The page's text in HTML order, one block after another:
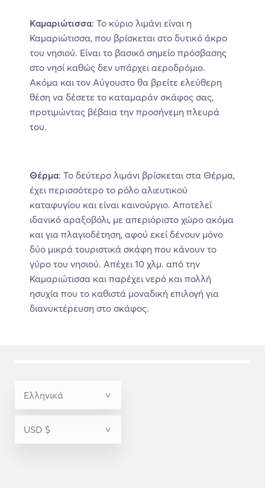
Καμαριώτισσα: Το κύριο λιμάνι είναι η
Καμαριώτισσα, που βρίσκεται στο δυτικό άκρο
του νησιού. Είναι το βασικό σημείο πρόσβασης
στο νησί καθώς δεν υπάρχει αεροδρόμιο.
Ακόμα και τον Αύγουστο θα βρείτε ελεύθερη
θέση να δέσετε το καταμαράν σκάφος σας,
προτιμώντας βέβαια την προσήνεμη πλευρά
του.
Θέρμα: Το δεύτερο λιμάνι βρίσκεται στα Θέρμα,
έχει περισσότερο το ρόλο αλιευτικού
καταφυγίου και είναι καινούργιο. Αποτελεί
ιδανικό αραξοβόλι, με απεριόριστο χώρο ακόμα
και για πλαγιοδέτηση, αφού εκεί δένουν μόνο
δύο μικρά τουριστικά σκάφη που κάνουν το
γύρο του νησιού. Απέχει 10 χλμ. από την
Καμαριώτισσα και παρέχει νερό και πολλή
ησυχία που το καθιστά μοναδική επιλογή για
διανυκτέρευση στο σκάφος.